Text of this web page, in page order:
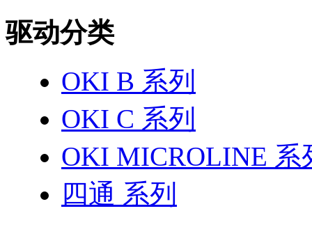
驱动分类
OKI B 系列
OKI C 系列
OKI MICROLINE 系
四通 系列